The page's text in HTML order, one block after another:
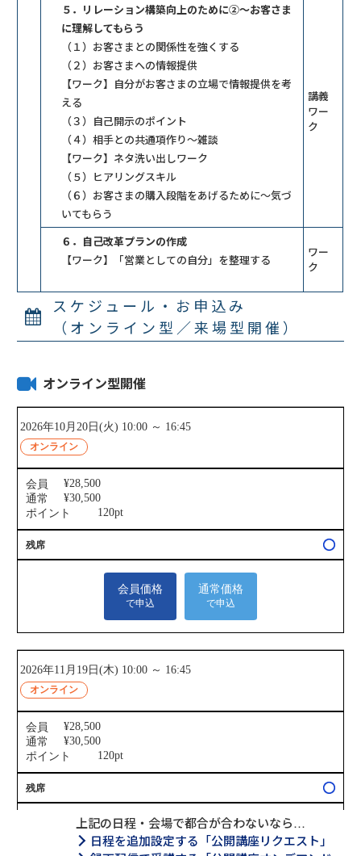
５．リレーション構築向上のために②～お客さま
に理解してもらう
（１）お客さまとの関係性を強くする
（２）お客さまへの情報提供
【ワーク】自分がお客さまの立場で情報提供を考
える
（３）自己開示のポイント
（４）相手との共通項作り～雑談
【ワーク】ネタ洗い出しワーク
（５）ヒアリングスキル
（６）お客さまの購入段階をあげるために～気づ
いてもらう
講義
ワー
ク
６．自己改革プランの作成
【ワーク】「営業としての自分」を整理する
ワー
ク
スケジュール・お申込み
（オンライン型／来場型開催）
オンライン型開催
上記の日程・会場で都合が合わないなら…
日程を追加設定する「公開講座リクエスト」